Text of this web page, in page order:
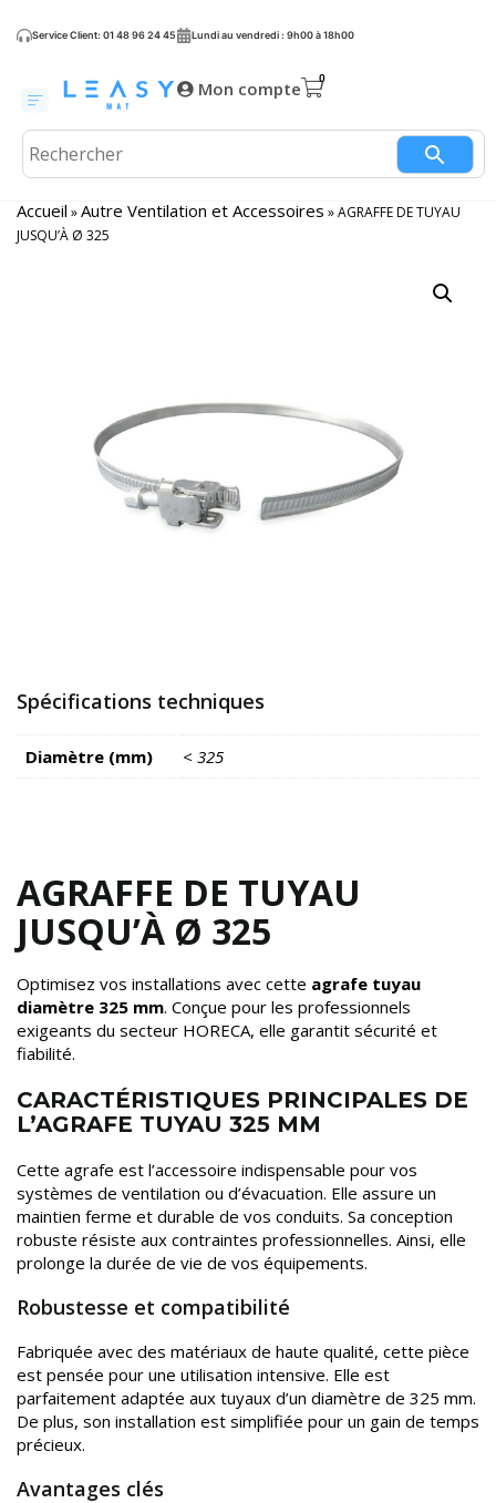
Service Client: 01 48 96 24 45 Lundi au vendredi : 9h00 à 18h00
Mon compte
Accueil »Autre Ventilation et Accessoires »AGRAFFE DE TUYAU
JUSQU’À Ø 325
Spécifications techniques
Diamètre (mm) < 325
AGRAFFE DE TUYAU
JUSQU’À Ø 325
Optimisez vos installations avec cette agrafe tuyau
diamètre 325 mm. Conçue pour les professionnels
exigeants du secteur HORECA, elle garantit sécurité et
fiabilité.
CARACTÉRISTIQUES PRINCIPALES DE
L’AGRAFE TUYAU 325 MM
Cette agrafe est l’accessoire indispensable pour vos
systèmes de ventilation ou d’évacuation. Elle assure un
maintien ferme et durable de vos conduits. Sa conception
robuste résiste aux contraintes professionnelles. Ainsi, elle
prolonge la durée de vie de vos équipements.
Robustesse et compatibilité
Fabriquée avec des matériaux de haute qualité, cette pièce
est pensée pour une utilisation intensive. Elle est
parfaitement adaptée aux tuyaux d’un diamètre de 325 mm.
De plus, son installation est simplifiée pour un gain de temps
précieux.
Avantages clés